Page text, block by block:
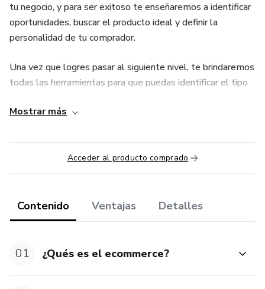
tu negocio, y para ser exitoso te enseñaremos a identificar
oportunidades, buscar el producto ideal y definir la
personalidad de tu comprador.
Una vez que logres pasar al siguiente nivel, te brindaremos
todas las herramientas para que puedas identificar el tipo
estrategias comerciales en el mundo online, publicidad,
base de datos sólida de potenciales clientes y en base a
ello realizar campañas de email marketing.
capacitación es primordial para lograr el éxito.
Mostrar más
Acceder al producto comprado
Contenido Ventajas Detalles
01 ¿Qués es el ecommerce?